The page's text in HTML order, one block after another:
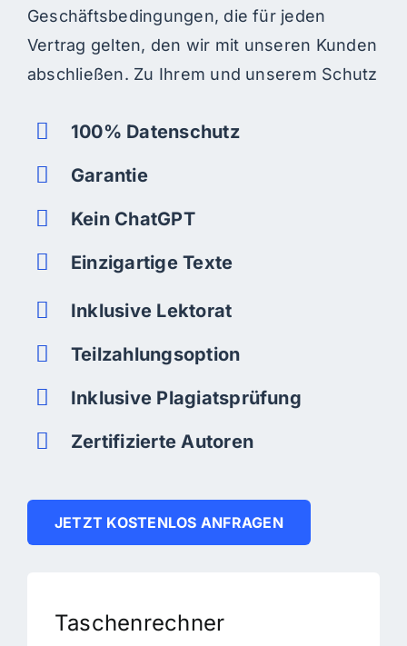
Geschäftsbedingungen, die für jeden
Vertrag gelten, den wir mit unseren Kunden
abschließen. Zu Ihrem und unserem Schutz
100% Datenschutz
Garantie
Kein ChatGPT
Einzigartige Texte
Inklusive Lektorat
Teilzahlungsoption
Inklusive Plagiatsprüfung
Zertifizierte Autoren
JETZT KOSTENLOS ANFRAGEN
Taschenrechner